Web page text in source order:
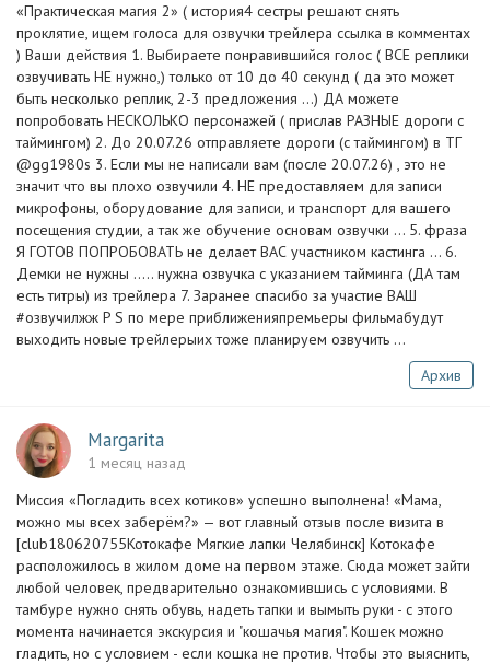
«Практическая магия 2» ( история4 сестры решают снять
проклятие, ищем голоса для озвучки трейлера ссылка в комментах
) Ваши действия 1. Выбираете понравившийся голос ( ВСЕ реплики
озвучивать НЕ нужно,) только от 10 до 40 секунд ( да это может
быть несколько реплик, 2-3 предложения …) ДА можете
попробовать НЕСКОЛЬКО персонажей ( прислав РАЗНЫЕ дороги с
таймингом) 2. До 20.07.26 отправляете дороги (с таймингом) в ТГ
@gg1980s 3. Если мы не написали вам (после 20.07.26) , это не
значит что вы плохо озвучили 4. НЕ предоставляем для записи
микрофоны, оборудование для записи, и транспорт для вашего
посещения студии, а так же обучение основам озвучки … 5. фраза
Я ГОТОВ ПОПРОБОВАТЬ не делает ВАС участником кастинга … 6.
Демки не нужны ….. нужна озвучка с указанием тайминга (ДА там
есть титры) из трейлера 7. Заранее спасибо за участие ВАШ
#озвучилжж P S по мере приближенияпремьеры фильмабудут
выходить новые трейлерыих тоже планируем озвучить …
Архив
Margarita
1 месяц назад
Миссия «Погладить всех котиков» успешно выполнена! «Мама,
можно мы всех заберём?» — вот главный отзыв после визита в
[club180620755Котокафе Мягкие лапки Челябинск] Котокафе
расположилось в жилом доме на первом этаже. Сюда может зайти
любой человек, предварительно ознакомившись с условиями. В
тамбуре нужно снять обувь, надеть тапки и вымыть руки - с этого
момента начинается экскурсия и "кошачья магия". Кошек можно
гладить, но с условием - если кошка не против. Чтобы это выяснить,